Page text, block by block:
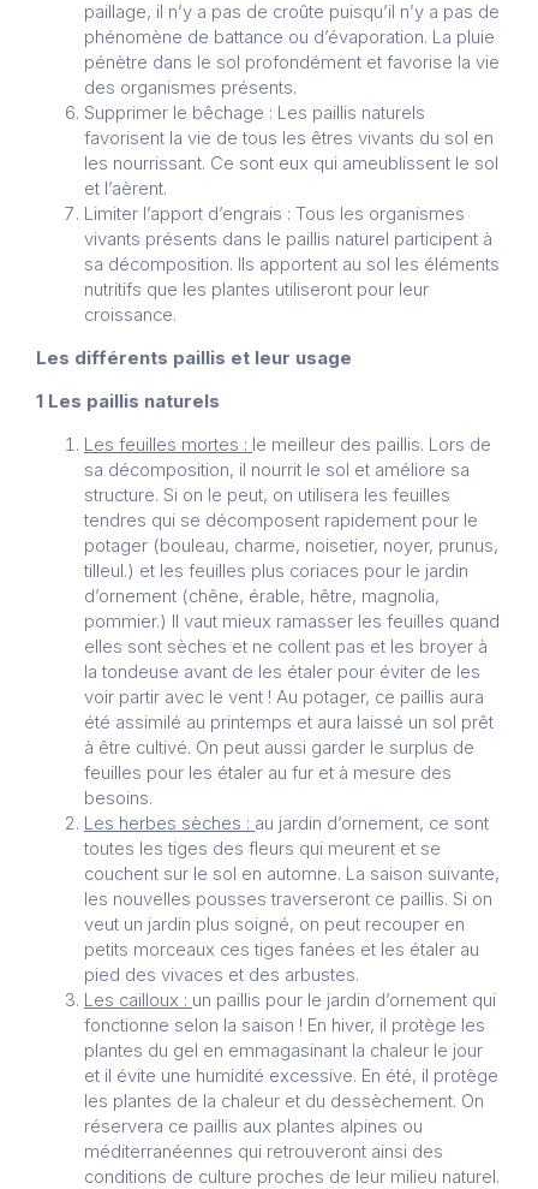
paillage, il n’y a pas de croûte puisqu’il n’y a pas de
phénomène de battance ou d’évaporation. La pluie
pénètre dans le sol profondément et favorise la vie
des organismes présents.
Supprimer le bêchage : Les paillis naturels
favorisent la vie de tous les êtres vivants du sol en
les nourrissant. Ce sont eux qui ameublissent le sol
et l’aèrent.
Limiter l’apport d’engrais : Tous les organismes
vivants présents dans le paillis naturel participent à
sa décomposition. Ils apportent au sol les éléments
nutritifs que les plantes utiliseront pour leur
croissance.
Les différents paillis et leur usage
1 Les paillis naturels
Les feuilles mortes : le meilleur des paillis. Lors de
sa décomposition, il nourrit le sol et améliore sa
structure. Si on le peut, on utilisera les feuilles
tendres qui se décomposent rapidement pour le
potager (bouleau, charme, noisetier, noyer, prunus,
tilleul.) et les feuilles plus coriaces pour le jardin
d’ornement (chêne, érable, hêtre, magnolia,
pommier.) Il vaut mieux ramasser les feuilles quand
elles sont sèches et ne collent pas et les broyer à
la tondeuse avant de les étaler pour éviter de les
voir partir avec le vent ! Au potager, ce paillis aura
été assimilé au printemps et aura laissé un sol prêt
à être cultivé. On peut aussi garder le surplus de
feuilles pour les étaler au fur et à mesure des
besoins.
Les herbes sèches : au jardin d’ornement, ce sont
toutes les tiges des fleurs qui meurent et se
couchent sur le sol en automne. La saison suivante,
les nouvelles pousses traverseront ce paillis. Si on
veut un jardin plus soigné, on peut recouper en
petits morceaux ces tiges fanées et les étaler au
pied des vivaces et des arbustes.
Les cailloux : un paillis pour le jardin d’ornement qui
fonctionne selon la saison ! En hiver, il protège les
plantes du gel en emmagasinant la chaleur le jour
et il évite une humidité excessive. En été, il protège
les plantes de la chaleur et du dessèchement. On
réservera ce paillis aux plantes alpines ou
méditerranéennes qui retrouveront ainsi des
conditions de culture proches de leur milieu naturel.